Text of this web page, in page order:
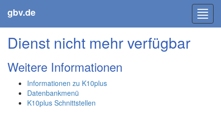
gbv.de
Dienst nicht mehr verfügbar
Weitere Informationen
Informationen zu K10plus
Datenbankmenü
K10plus Schnittstellen